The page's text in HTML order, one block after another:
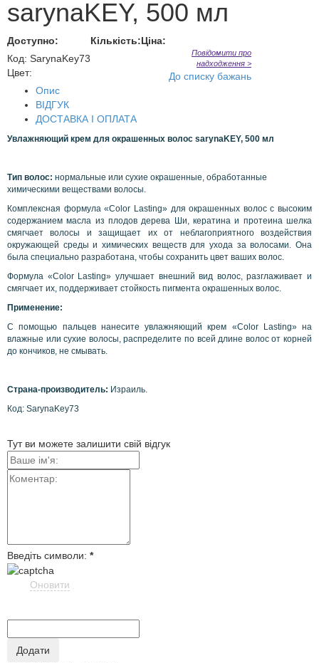
sarynaKEY, 500 мл
Доступно: Кількість:Ціна:
Код: SarynaKey73
Цвет:
Повідомити про
надходження >
До списку бажань
Опис
ВІДГУК
ДОСТАВКА І ОПЛАТА
Увлажняющий крем для окрашенных волос sarynaKEY, 500 мл
Тип волос: нормальные или сухие окрашенные, обработанные
химическими веществами волосы.
Комплексная формула «Color Lasting» для окрашенных волос с высоким
содержанием масла из плодов дерева Ши, кератина и протеина шелка
смягчает волосы и защищает их от неблагоприятного воздействия
окружающей среды и химических веществ для ухода за волосами. Она
была специально разработана, чтобы сохранить цвет ваших волос.
Формула «Color Lasting» улучшает внешний вид волос, разглаживает и
смягчает их, поддерживает стойкость пигмента окрашенных волос.
Применение:
С помощью пальцев нанесите увлажняющий крем «Color Lasting» на
влажные или сухие волосы, распределите по всей длине волос от корней
до кончиков, не смывать.
Страна-производитель: Израиль.
Код: SarynaKey73
Тут ви можете залишити свій відгук
Введіть символи: *
Оновити